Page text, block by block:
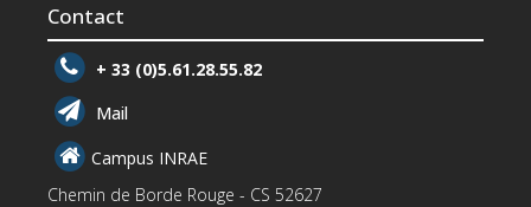
Contact
+ 33 (0)5.61.28.55.82
Mail
Campus INRAE
Chemin de Borde Rouge - CS 52627